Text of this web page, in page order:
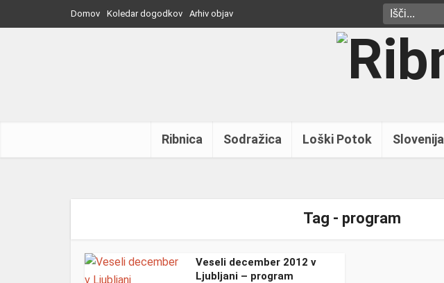
Domov Koledar dogodkov Arhiv objav
Ribnica Sodražica Loški Potok Slovenija
Tag - program
Veseli december 2012 v
Ljubljani – program